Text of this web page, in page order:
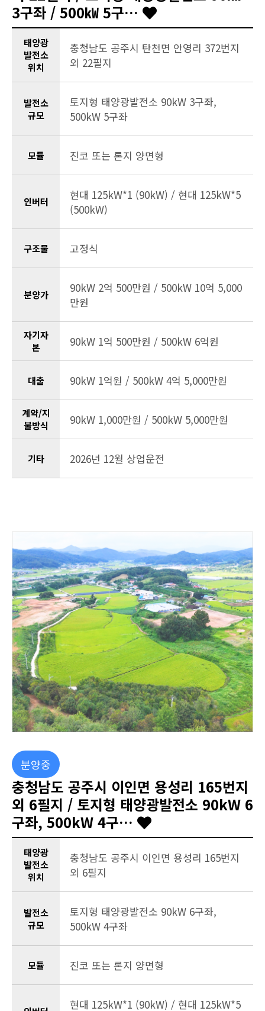
3구좌 / 500㎾ 5구…
태양광
발전소
위치
충청남도 공주시 탄천면 안영리 372번지
외 22필지
발전소
규모
토지형 태양광발전소 90kW 3구좌,
500kW 5구좌
모듈 진코 또는 론지 양면형
인버터
현대 125kW*1 (90kW) / 현대 125kW*5
(500kW)
구조물 고정식
분양가
90kW 2억 500만원 / 500kW 10억 5,000
만원
자기자
본
90kW 1억 500만원 / 500kW 6억원
대출 90kW 1억원 / 500kW 4억 5,000만원
계약/지
불방식
90kW 1,000만원 / 500kW 5,000만원
기타 2026년 12월 상업운전
분양중
충청남도 공주시 이인면 용성리 165번지
외 6필지 / 토지형 태양광발전소 90kW 6
구좌, 500kW 4구…
태양광
발전소
위치
충청남도 공주시 이인면 용성리 165번지
외 6필지
발전소
규모
토지형 태양광발전소 90kW 6구좌,
500kW 4구좌
모듈 진코 또는 론지 양면형
현대 125kW*1 (90kW) / 현대 125kW*5